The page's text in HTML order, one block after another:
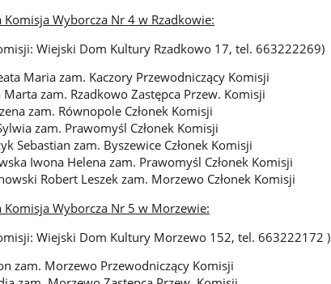
Wyborcza Nr 4 w Rzadkowie:
Wiejski Dom Kultury Rzadkowo 17, tel. 663222269)
Maria zam. Kaczory Przewodniczący Komisji
Marta zam. Rzadkowo Zastępca Przew. Komisji
zam. Równopole Członek Komisji
zam. Prawomyśl Członek Komisji
Sebastian zam. Byszewice Członek Komisji
Iwona Helena zam. Prawomyśl Członek Komisji
Robert Leszek zam. Morzewo Członek Komisji
Wyborcza Nr 5 w Morzewie:
Wiejski Dom Kultury Morzewo 152, tel. 663222172 )
zam. Morzewo Przewodniczący Komisji